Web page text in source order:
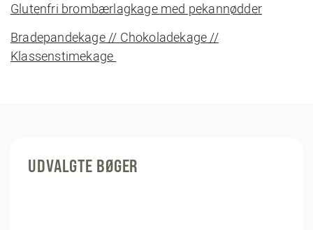
Glutenfri brombærlagkage med pekannødder
Bradepandekage // Chokoladekage //
Klassenstimekage
UDVALGTE BØGER